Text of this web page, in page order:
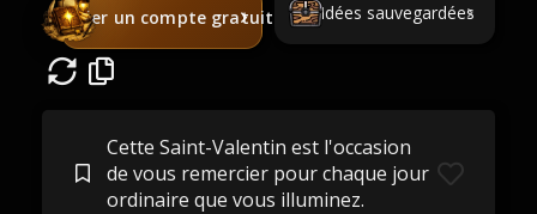
Créer un compte gratuit Idées sauvegardées
Cette Saint-Valentin est l'occasion
de vous remercier pour chaque jour
ordinaire que vous illuminez.